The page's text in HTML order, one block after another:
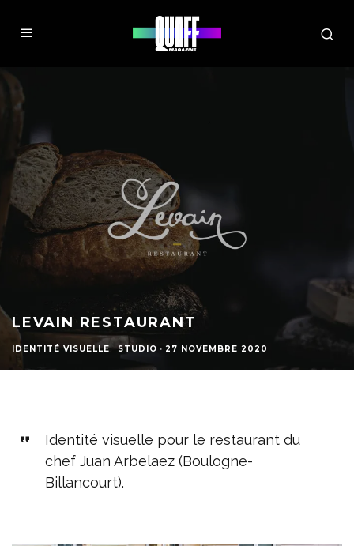
LEVAIN RESTAURANT
IDENTITÉ VISUELLE STUDIO · 27 NOVEMBRE 2020
Identité visuelle pour le restaurant du
chef Juan Arbelaez (Boulogne-
Billancourt).